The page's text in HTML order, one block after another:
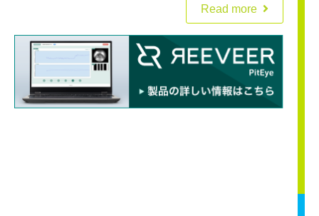
Read more